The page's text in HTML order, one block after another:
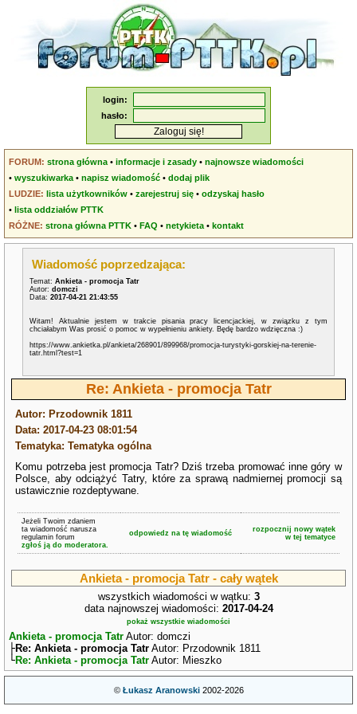
login:
hasło:
FORUM: strona główna •informacje i zasady •najnowsze wiadomości
•wyszukiwarka •napisz wiadomość •dodaj plik
LUDZIE: lista użytkowników •zarejestruj się •odzyskaj hasło
•lista oddziałów PTTK
RÓŻNE: strona główna PTTK •FAQ •netykieta •kontakt
Wiadomość poprzedzająca:
Temat:Ankieta - promocja Tatr
Autor:domczi
Data:2017-04-21 21:43:55
Witam! Aktualnie jestem w trakcie pisania pracy licencjackiej, w związku z tym
chciałabym Was prosić o pomoc w wypełnieniu ankiety. Będę bardzo wdzięczna :)
https://www.ankietka.pl/ankieta/268901/899968/promocja-turystyki-gorskiej-na-terenie-
tatr.html?test=1
Re: Ankieta - promocja Tatr
Autor: Przodownik 1811
Data: 2017-04-23 08:01:54
Tematyka: Tematyka ogólna
Komu potrzeba jest promocja Tatr? Dziś trzeba promować inne góry w
Polsce, aby odciążyć Tatry, które za sprawą nadmiernej promocji są
ustawicznie rozdeptywane.
Jeżeli Twoim zdaniem
ta wiadomość narusza
regulamin forum
zgłoś ją do moderatora.
odpowiedz na tę wiadomość
rozpocznij nowy wątek
w tej tematyce
Ankieta - promocja Tatr - cały wątek
wszystkich wiadomości w wątku: 3
data najnowszej wiadomości: 2017-04-24
pokaż wszystkie wiadomości
Ankieta - promocja Tatr Autor: domczi
├Re: Ankieta - promocja Tatr Autor: Przodownik 1811
└Re: Ankieta - promocja Tatr Autor: Mieszko
© Łukasz Aranowski2002-2026